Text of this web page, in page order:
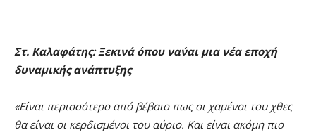
Στ. Καλαφάτης: Ξεκινά όπου να΄ναι μια νέα εποχή
δυναμικής ανάπτυξης
«Είναι περισσότερο από βέβαιο πως οι χαμένοι του χθες
θα είναι οι κερδισμένοι του αύριο. Και είναι ακόμη πιο